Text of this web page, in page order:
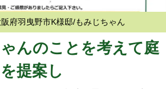
阪府羽曳野市K様邸/もみじちゃん
んのことを考えて庭
提案し